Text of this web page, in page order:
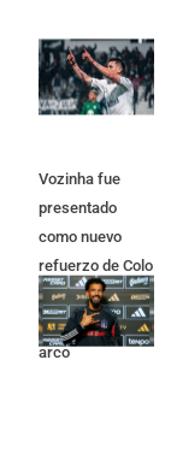
Vozinha fue
presentado
como nuevo
refuerzo de Colo
Colo y promete
dar pelea por el
arco